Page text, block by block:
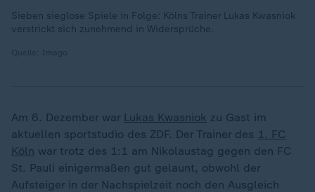
Sieben sieglose Spiele in Folge: Kölns Trainer Lukas Kwasniok
verstrickt sich zunehmend in Widersprüche.
Am 6. Dezember war Lukas Kwasniok zu Gast im
aktuellen sportstudio des ZDF. Der Trainer des 1. FC
Köln war trotz des 1:1 am Nikolaustag gegen den FC
St. Pauli einigermaßen gut gelaunt, obwohl der
Aufsteiger in der Nachspielzeit noch den Ausgleich